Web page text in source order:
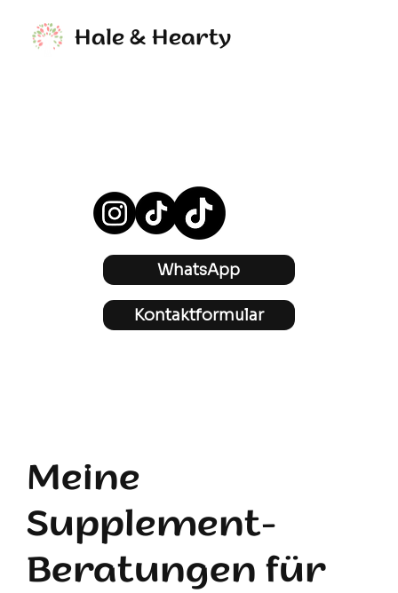
Hale & Hearty
Meine
Supplement-
Beratungen für
WhatsApp
Kontaktformular